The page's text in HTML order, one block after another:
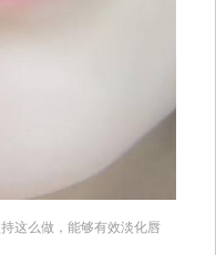
这么做，能够有效淡化唇